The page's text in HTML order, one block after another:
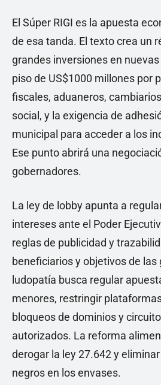
El Súper RIGI es la apuesta
de esa tanda. El texto crea un
grandes inversiones en
piso de US$1000 millones por
fiscales, aduaneros,
social, y la exigencia de
municipal para acceder a los
Ese punto abrirá una
gobernadores.
La ley de lobby apunta a
intereses ante el Poder
reglas de publicidad y
beneficiarios y objetivos de las
ludopatía busca regular
menores, restringir
bloqueos de dominios y
autorizados. La reforma
derogar la ley 27.642 y
negros en los envases.